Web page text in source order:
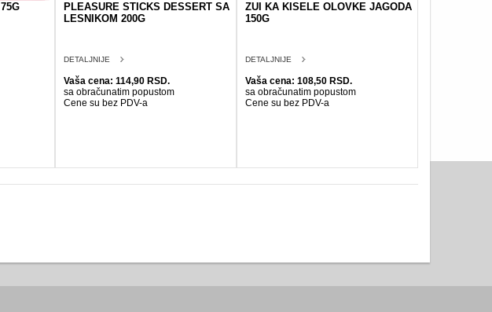
PLEASURE STICKS DESSERT SA
LESNIKOM 200G
DETALJNIJE
Vaša cena: 114,90 RSD.
sa obračunatim popustom
Cene su bez PDV-a
ZUI KA KISELE OLOVKE JAGODA
150G
DETALJNIJE
Vaša cena: 108,50 RSD.
sa obračunatim popustom
Cene su bez PDV-a